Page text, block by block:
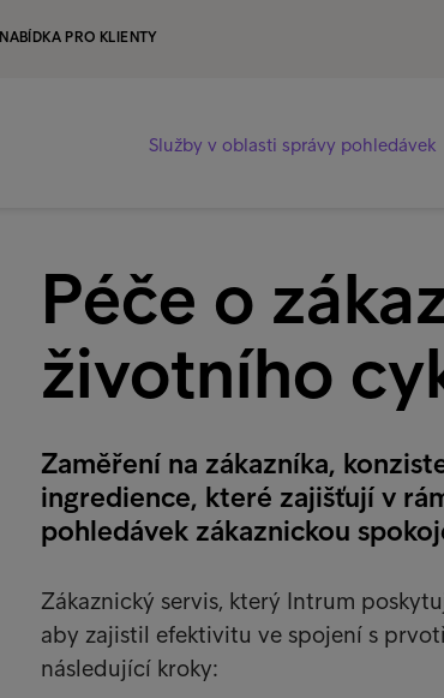
NABÍDKA PRO KLIENTY
Služby v oblasti správy pohledávek
Péče o
životního
Zaměření na zákazníka,
ingredience, které zajišťují v
pohledávek zákaznickou
Zákaznický servis, který Intrum
aby zajistil efektivitu ve spojení s
následující kroky: